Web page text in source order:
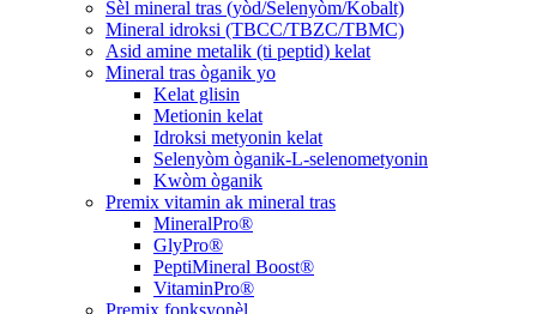
Sèl mineral tras (yòd/Selenyòm/Kobalt)
Mineral idroksi (TBCC/TBZC/TBMC)
Asid amine metalik (ti peptid) kelat
Mineral tras òganik yo
Kelat glisin
Metionin kelat
Idroksi metyonin kelat
Selenyòm òganik-L-selenometyonin
Kwòm òganik
Premix vitamin ak mineral tras
MineralPro®
GlyPro®
PeptiMineral Boost®
VitaminPro®
Premix fonksyonèl